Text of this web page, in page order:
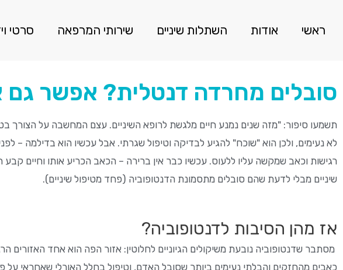
ראשי אודות השתלות שיניים שירותי המרפאה סרטי
סובלים מחרדה דנטלית? אפשר
תשמעו סיפור: "מזה שנים נמנע חיים מלגשת לרופא השיניים. עצם המחשבה על הצורך
לא נעימים, ולכן הוא "שוכח" להגיע לבדיקה וטיפול שגרתי. אבל עכשיו הוא בדילמה –
רגישות וכאב שמקשה עליו ללעוס. עכשיו כבר אין ברירה – הכאב הכריע אותו וחיים
שיניים מבלי לדעת שהם סובלים מתסמונת הדנטופוביה (פחד מטיפול שיניים).
אז מהן הסיבות לדנטופוביה?
מסתבר שדנטופוביה נובעת משיקולים הגיוניים לחלוטין: אזור הפה הוא אחד האזורים
כאבים מהחזקים והבלתי נעימים ביותר שסובל האדם, וטיפול בחלל האורלי שאחראי